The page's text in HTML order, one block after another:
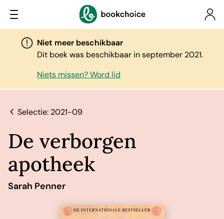
Niet meer beschikbaar
Dit boek was beschikbaar in september 2021.
Niets missen? Word lid
Selectie: 2021-09
De verborgen
apotheek
Sarah Penner